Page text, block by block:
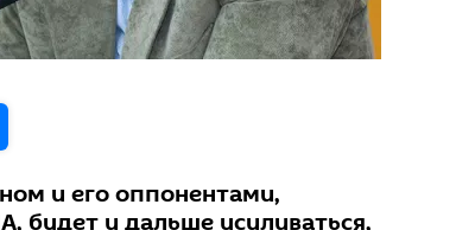
и его оппонентами,
и дальше усиливаться,